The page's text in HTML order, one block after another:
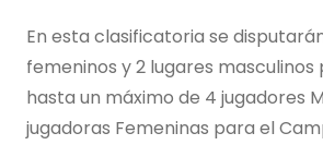
En esta clasificatoria se
femeninos y 2 lugares
hasta un máximo de 4 jugadores
jugadoras Femeninas para el